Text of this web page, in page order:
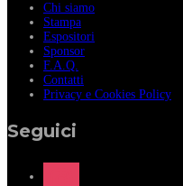
Chi siamo
Stampa
Espositori
Sponsor
F.A.Q.
Contatti
Privacy e Cookies Policy
Seguici
instagram